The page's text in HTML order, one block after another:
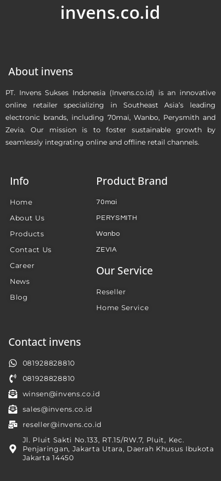
invens.co.id
About invens
PT. Invens Sukses Indonesia (Invens.co.id) is an innovative
online retailer specializing in Southeast Asia’s leading
electronic brands, including 70mai, Wanbo, Perysmith and
Zevia. Our mission is to foster sustainable growth by
seamlessly integrating online and offline retail channels.
Info
Home
About Us
Products
Contact Us
Career
News
Blog
Product Brand
70mai
PERYSMITH
Wanbo
ZEVIA
Our Service
Reseller
Home Service
Contact invens
081928828810
081928828810
winsen@invens.co.id
sales@invens.co.id
reseller@invens.co.id
Jl. Pluit Sakti No.133, RT.15/RW.7, Pluit, Kec.
Penjaringan, Jakarta Utara, Daerah Khusus Ibukota
Jakarta 14450